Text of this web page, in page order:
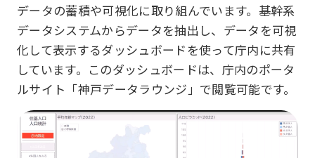
データの蓄積や可視化に取り組んでいます。基幹系
データシステムからデータを抽出し、データを可視
化して表示するダッシュボードを使って庁内に共有
しています。このダッシュボードは、庁内のポータ
ルサイト「神戸データラウンジ」で閲覧可能です。